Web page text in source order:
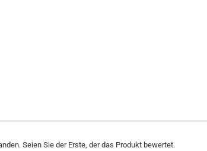
Seien Sie der Erste, der das Produkt bewertet.